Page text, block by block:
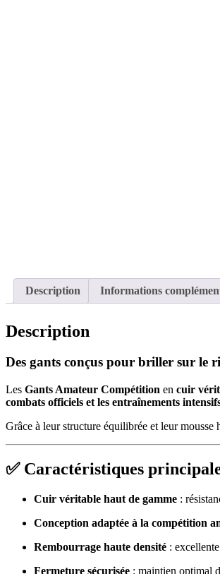
Description Informations
Description
Des gants conçus pour briller sur le
Les Gants Amateur Compétition en cuir
combats officiels et les entraînements
Grâce à leur structure équilibrée et leur mousse
✅ Caractéristiques
Cuir véritable haut de gamme :
Conception adaptée à la compétition
Rembourrage haute densité :
Fermeture sécurisée : maintien optimal